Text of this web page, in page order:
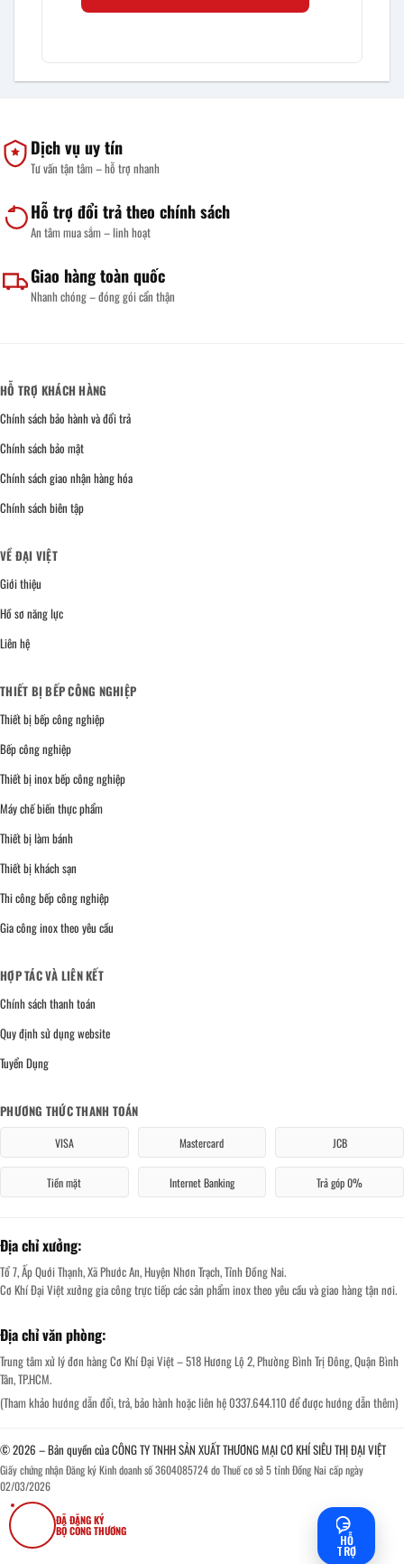
Dịch vụ uy tín
Tư vấn tận tâm – hỗ trợ nhanh
Hỗ trợ đổi trả theo chính sách
An tâm mua sắm – linh hoạt
Giao hàng toàn quốc
Nhanh chóng – đóng gói cẩn thận
HỖ TRỢ KHÁCH HÀNG
Chính sách bảo hành và đổi trả
Chính sách bảo mật
Chính sách giao nhận hàng hóa
Chính sách biên tập
VỀ ĐẠI VIỆT
Giới thiệu
Hồ sơ năng lực
Liên hệ
THIẾT BỊ BẾP CÔNG NGHIỆP
Thiết bị bếp công nghiệp
Bếp công nghiệp
Thiết bị inox bếp công nghiệp
Máy chế biến thực phẩm
Thiết bị làm bánh
Thiết bị khách sạn
Thi công bếp công nghiệp
Gia công inox theo yêu cầu
HỢP TÁC VÀ LIÊN KẾT
Chính sách thanh toán
Quy định sử dụng website
Tuyển Dụng
PHƯƠNG THỨC THANH TOÁN
VISA Mastercard JCB
Tiền mặt Internet Banking Trả góp 0%
Địa chỉ xưởng:
Tổ 7, Ấp Quới Thạnh, Xã Phước An, Huyện Nhơn Trạch, Tỉnh Đồng Nai.
Cơ Khí Đại Việt xưởng gia công trực tiếp các sản phẩm inox theo yêu cầu và giao hàng tận nơi.
Địa chỉ văn phòng:
Trung tâm xử lý đơn hàng Cơ Khí Đại Việt – 518 Hương Lộ 2, Phường Bình Trị Đông, Quận Bình
Tân, TP.HCM.
(Tham khảo hướng dẫn đổi, trả, bảo hành hoặc liên hệ 0337.644.110 để được hướng dẫn thêm)
© 2026 – Bản quyền của CÔNG TY TNHH SẢN XUẤT THƯƠNG MẠI CƠ KHÍ SIÊU THỊ ĐẠI VIỆT
Giấy chứng nhận Đăng ký Kinh doanh số 3604085724 do Thuế cơ sở 5 tỉnh Đồng Nai cấp ngày
02/03/2026
ĐÃ ĐĂNG KÝ
BỘ CÔNG THƯƠNG
HỖ
TRỢ